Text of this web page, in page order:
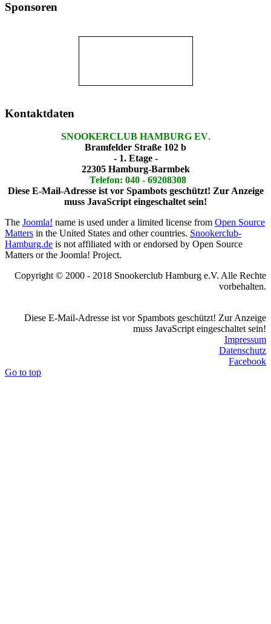
Sponsoren
Kontaktdaten
SNOOKERCLUB HAMBURG EV.
Bramfelder Straße 102 b
- 1. Etage -
22305 Hamburg-Barmbek
Telefon: 040 - 69208308
Diese E-Mail-Adresse ist vor Spambots geschützt! Zur Anzeige
muss JavaScript eingeschaltet sein!
The Joomla! name is used under a limited license from Open Source
Matters in the United States and other countries. Snookerclub-
Hamburg.de is not affiliated with or endorsed by Open Source
Matters or the Joomla! Project.
Copyright © 2000 - 2018 Snookerclub Hamburg e.V. Alle Rechte
vorbehalten.
Diese E-Mail-Adresse ist vor Spambots geschützt! Zur Anzeige
muss JavaScript eingeschaltet sein!
Impressum
Datenschutz
Facebook
Go to top